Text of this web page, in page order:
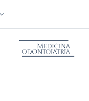
LINGUA: